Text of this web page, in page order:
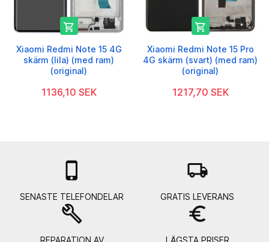

Xiaomi Redmi Note 15 4G
skärm (lila) (med ram)
(original)
1136,10 SEK

Xiaomi Redmi Note 15 Pro
4G skärm (svart) (med ram)
(original)
1217,70 SEK

SENASTE TELEFONDELAR
local_shipping
GRATIS LEVERANS
build euro_symbol